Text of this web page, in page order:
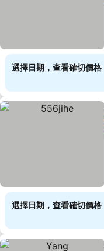
選擇日期，查看確切價格
選擇日期，查看確切價格